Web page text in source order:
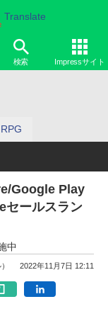
Translate
検索 Impressサイト
RPG
Google Play
セールスラン
中
2022年11月7日 12:11